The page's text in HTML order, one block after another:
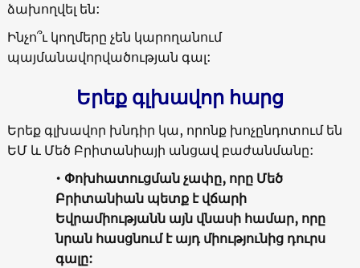
ձախողվել են:
Ինչո՞ւ կողմերը չեն կարողանում
պայմանավորվածության գալ:
Երեք գլխավոր հարց
Երեք գլխավոր խնդիր կա, որոնք խոչընդոտում են
ԵՄ և Մեծ Բրիտանիայի անցավ բաժանմանը:
• Փոխհատուցման չափը, որը Մեծ
Բրիտանիան պետք է վճարի
Եվրամիությանն այն վնասի համար, որը
նրան հասցնում է այդ միությունից դուրս
գալը: